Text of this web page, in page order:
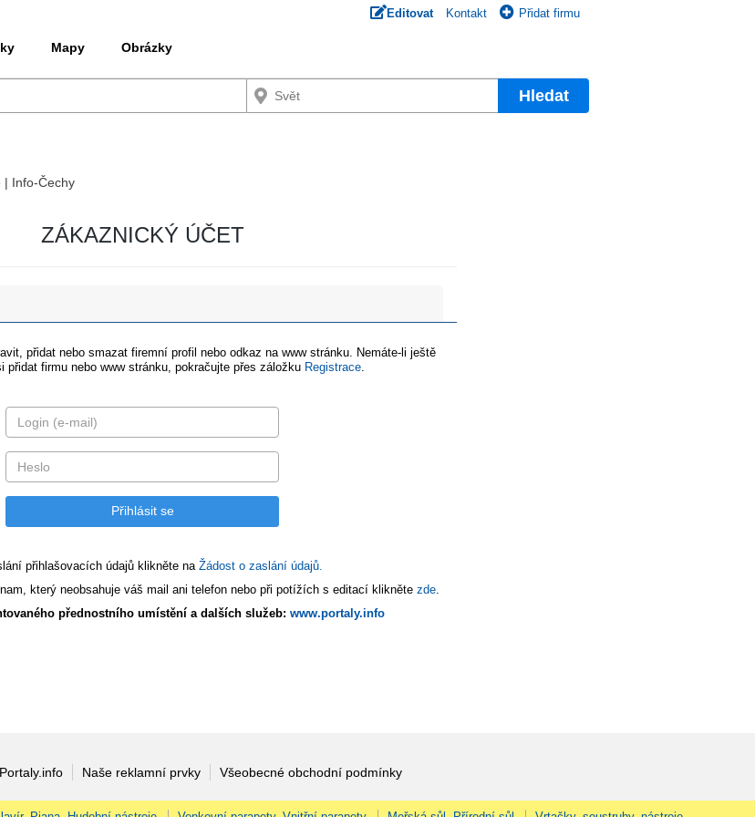
Editovat Kontakt Přidat firmu
Mapy Obrázky
Hledat
| Info-Čechy
ZÁKAZNICKÝ ÚČET
přidat nebo smazat firemní profil nebo odkaz na www stránku. Nemáte-li ještě
přidat firmu nebo www stránku, pokračujte přes záložku Registrace
přihlašovacích údajů klikněte na Žádost o zaslání údajů.
který neobsahuje váš mail ani telefon nebo při potížích s editací klikněte zde
přednostního umístění a dalších služeb: www.portaly.info
Naše reklamní prvky Všeobecné obchodní podmínky